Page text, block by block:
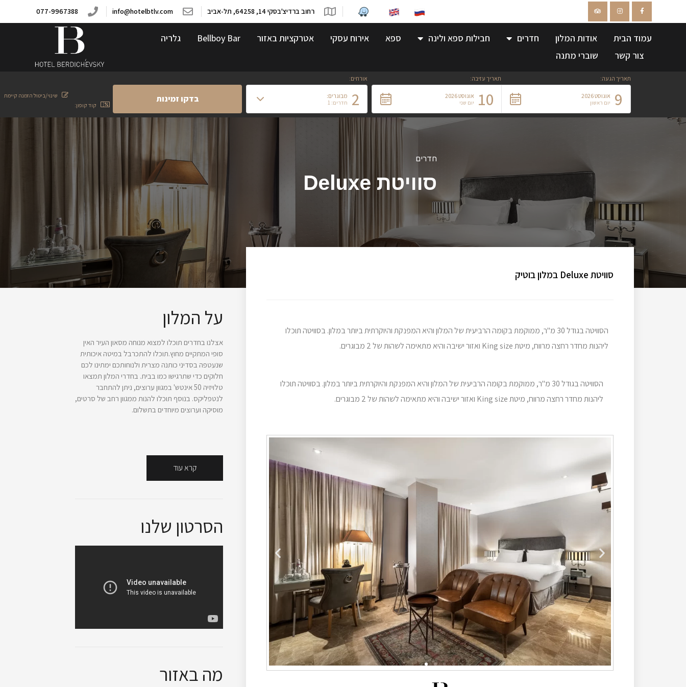
רחוב ברדיצ'בסקי 14, 64258, תל-אביב info@hotelbtlv.com
077-9967388
עמוד הבית אודות המלון חדרים חבילות ספא ולינה ספא אירוח עסקי אטרקציות באזור Bellboy Bar
גלריה
צור קשר
שוברי מתנה
תאריך הגעה:
9 אוגוסט 2026
יום ראשון
תאריך עזיבה:
10 אוגוסט 2026
יום שני
אורחים:
2 מבוגרים:
חדרים: 1 קוד קופון:
שינוי/ביטול הזמנה קיימת
חדרים
סוויטת Deluxe
סוויטת Deluxe במלון בוטיק
הסוויטה בגודל 30 מ"ר, ממוקמת בקומה הרביעית של המלון והיא המפנקת והיוקרתית ביותר במלון. בסוויטה תוכלו
ליהנות מחדר רחצה מרווח, מיטת King size ואזור ישיבה והיא מתאימה לשהות של 2 מבוגרים.
הסוויטה בגודל 30 מ"ר, ממוקמת בקומה הרביעית של המלון והיא המפנקת והיוקרתית ביותר במלון. בסוויטה תוכלו
ליהנות מחדר רחצה מרווח, מיטת King size ואזור ישיבה והיא מתאימה לשהות של 2 מבוגרים.
על המלון
אצלנו בחדרים תוכלו למצוא מנוחה מסאון העיר האין
סופי המתקיים מחוץ.תוכלו להתכרבל במיטה איכותית
שנעטפה בסדיני כותנה מצרית ולנוחותכם ימתינו לכם
חלוקים כדי שתרגישו כמו בבית. בחדרי המלון תמצאו
טלויזיה 50 אינטש' במגוון ערוצים, ניתן להתחבר
לנטפליקס. בנוסף תוכלו להנות ממגוון רחב של סרטים,
מוסיקה וערוצים מיוחדים בתשלום.
קרא עוד
הסרטון שלנו
מה באזור